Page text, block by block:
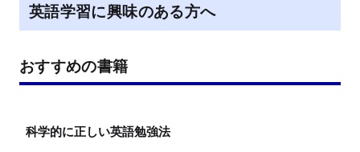
英語学習に興味のある方へ
おすすめの書籍